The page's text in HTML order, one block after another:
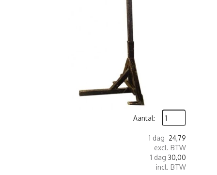
Aantal:
1 dag 24,79
excl. BTW
1 dag 30,00
incl. BTW